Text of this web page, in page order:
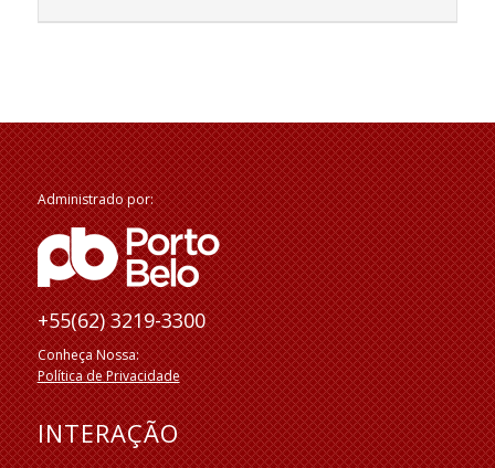
Administrado por:
+55(62) 3219-3300
Conheça Nossa:
Política de Privacidade
INTERAÇÃO